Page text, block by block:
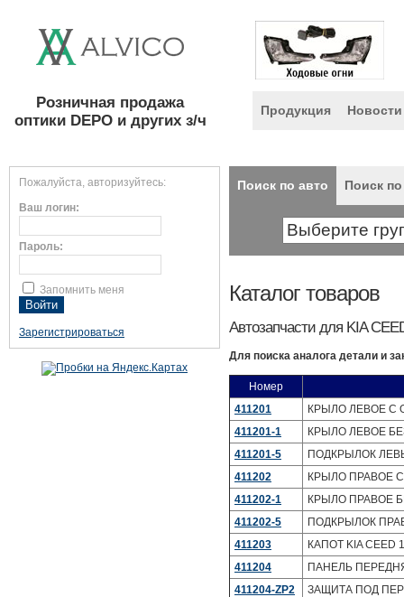
Розничная продажа
оптики DEPO и других з/ч
Продукция Новости
Пожалуйста, авторизуйтесь:
Ваш логин:
Пароль:
Запомнить меня
Зарегистрироваться
Поиск по авто Поиск
Каталог товаров
Автозапчасти для KIA
Для поиска аналога детали и
Номер
411201
КРЫЛО ЛЕВОЕ С
411201-1
КРЫЛО ЛЕВОЕ
411201-5
ПОДКРЫЛОК
411202
КРЫЛО ПРАВОЕ С
411202-1
КРЫЛО ПРАВОЕ
411202-5
ПОДКРЫЛОК
411203
КАПОТ KIA CEED
411204
ПАНЕЛЬ
411204-ZP2
ЗАЩИТА ПОД